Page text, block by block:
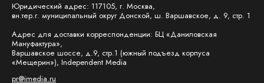
Юридический адрес: 117105, г. Москва,
вн.тер.г. муниципальный округ Донской, ш. Варшавское, д. 9, стр. 1
Адрес для доставки корреспонденции: БЦ «Даниловская
Мануфактура»,
Варшавское шоссе, д.9, стр.1 (южный подъезд корпуса
«Мещерин»), Independent Media
pr@imedia.ru